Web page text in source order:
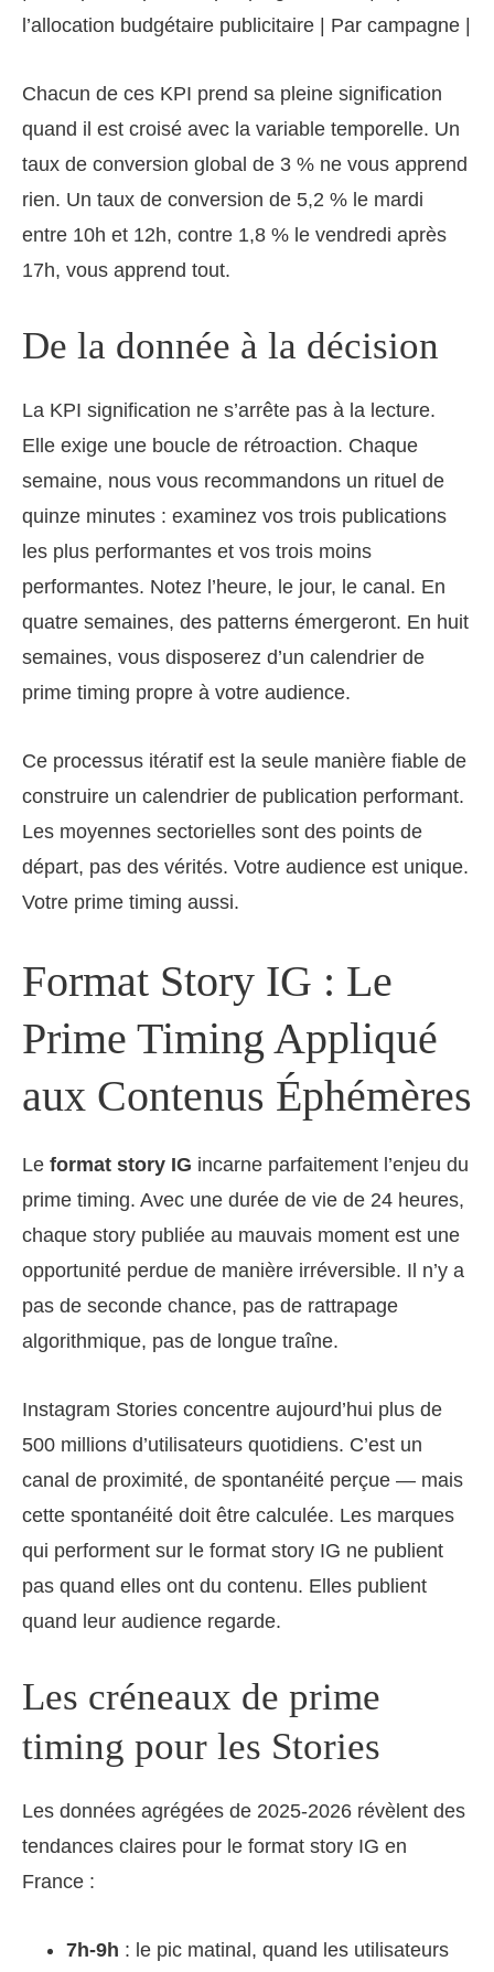
l’allocation budgétaire publicitaire | Par campagne |
Chacun de ces KPI prend sa pleine signification
quand il est croisé avec la variable temporelle. Un
taux de conversion global de 3 % ne vous apprend
rien. Un taux de conversion de 5,2 % le mardi
entre 10h et 12h, contre 1,8 % le vendredi après
17h, vous apprend tout.
De la donnée à la décision
La KPI signification ne s’arrête pas à la lecture.
Elle exige une boucle de rétroaction. Chaque
semaine, nous vous recommandons un rituel de
quinze minutes : examinez vos trois publications
les plus performantes et vos trois moins
performantes. Notez l’heure, le jour, le canal. En
quatre semaines, des patterns émergeront. En huit
semaines, vous disposerez d’un calendrier de
prime timing propre à votre audience.
Ce processus itératif est la seule manière fiable de
construire un calendrier de publication performant.
Les moyennes sectorielles sont des points de
départ, pas des vérités. Votre audience est unique.
Votre prime timing aussi.
Format Story IG : Le
Prime Timing Appliqué
aux Contenus Éphémères
Le format story IG incarne parfaitement l’enjeu du
prime timing. Avec une durée de vie de 24 heures,
chaque story publiée au mauvais moment est une
opportunité perdue de manière irréversible. Il n’y a
pas de seconde chance, pas de rattrapage
algorithmique, pas de longue traîne.
Instagram Stories concentre aujourd’hui plus de
500 millions d’utilisateurs quotidiens. C’est un
canal de proximité, de spontanéité perçue — mais
cette spontanéité doit être calculée. Les marques
qui performent sur le format story IG ne publient
pas quand elles ont du contenu. Elles publient
quand leur audience regarde.
Les créneaux de prime
timing pour les Stories
Les données agrégées de 2025-2026 révèlent des
tendances claires pour le format story IG en
France :
7h-9h : le pic matinal, quand les utilisateurs